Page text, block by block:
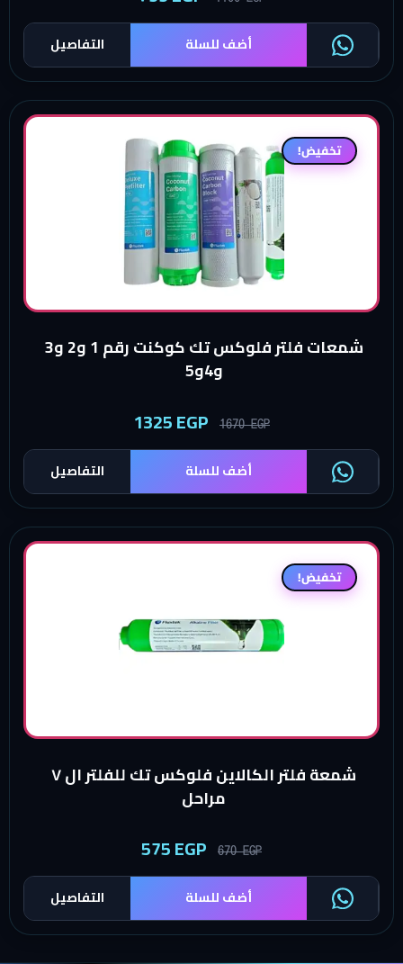
التفاصيل أضف للسلة
تخفيض!
شمعات فلتر فلوكس تك كوكنت رقم 1 و2 و3
و4و5
1670EGP
1325EGP
التفاصيل أضف للسلة
تخفيض!
شمعة فلتر الكالاين فلوكس تك للفلتر ال ٧
مراحل
670EGP
575EGP
التفاصيل أضف للسلة